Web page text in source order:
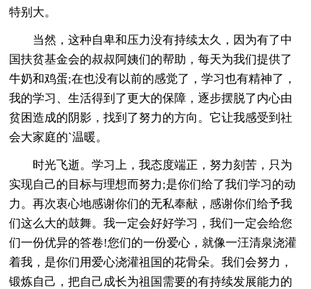
特别大。
当然，这种自卑和压力没有持续太久，因为有了中
国扶贫基金会的叔叔阿姨们的帮助，每天为我们提供了
牛奶和鸡蛋;在也没有以前的感觉了，学习也有精神了，
我的学习、生活得到了更大的保障，逐步摆脱了内心由
贫困造成的阴影，找到了努力的方向。它让我感受到社
会大家庭的`温暖。
时光飞逝。学习上，我态度端正，努力刻苦，只为
实现自己的目标与理想而努力;是你们给了我们学习的动
力。再次衷心地感谢你们的无私奉献，感谢你们给予我
们这么大的鼓舞。我一定会好好学习，我们一定会给您
们一份优异的答卷!您们的一份爱心，就像一汪清泉浇灌
着我，是你们用爱心浇灌祖国的花骨朵。我们会努力，
锻炼自己，把自己成长为祖国需要的有持续发展能力的